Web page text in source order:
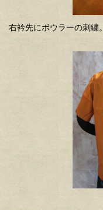
右衿先にボウラーの刺繍。